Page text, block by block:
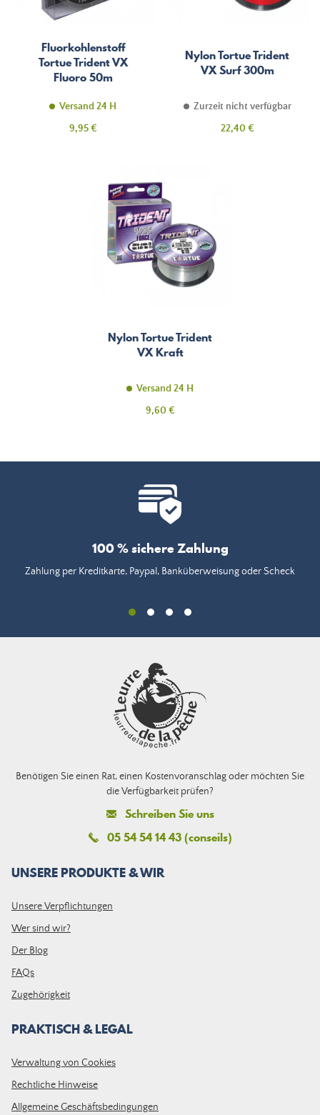
Fluorkohlenstoff
Tortue Trident VX
Fluoro 50m
Versand 24 H
Preis
9,95 €
Nylon Tortue Trident
VX Surf 300m
Zurzeit nicht verfügbar
Preis
22,40 €
Nylon Tortue Trident
VX Kraft
Versand 24 H
Preis
9,60 €
100 % sichere Zahlung
Zahlung per Kreditkarte, Paypal, Banküberweisung oder Scheck
Benötigen Sie einen Rat, einen Kostenvoranschlag oder möchten Sie
die Verfügbarkeit prüfen?
Schreiben Sie uns
05 54 54 14 43 (conseils)
UNSERE PRODUKTE & WIR
Unsere Verpflichtungen
Wer sind wir?
Der Blog
FAQs
Zugehörigkeit
PRAKTISCH & LEGAL
Verwaltung von Cookies
Rechtliche Hinweise
Allgemeine Geschäftsbedingungen